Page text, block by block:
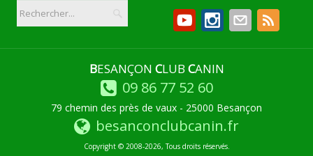
BESANÇON CLUB CANIN
09 86 77 52 60
79 chemin des près de vaux - 25000 Besançon
besanconclubcanin.fr
Copyright © 2008-2026, Tous droits réservés.